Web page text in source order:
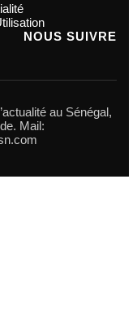
NOUS SUIVRE
au Sénégal,
Mail: